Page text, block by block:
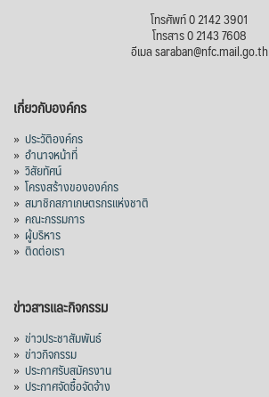
โทรศัพท์ 0 2142 3901
โทรสาร 0 2143 7608
อีเมล saraban@nfc.mail.go.th
เกี่ยวกับองค์กร
» ประวัติองค์กร
» อำนาจหน้าที่
» วิสัยทัศน์
» โครงสร้างขององค์กร
» สมาชิกสภาเกษตรกรแห่งชาติ
» คณะกรรมการ
» ผู้บริหาร
» ติดต่อเรา
ข่าวสารและกิจกรรม
» ข่าวประชาสัมพันธ์
» ข่าวกิจกรรม
» ประกาศรับสมัครงาน
» ประกาศจัดซื้อจัดจ้าง